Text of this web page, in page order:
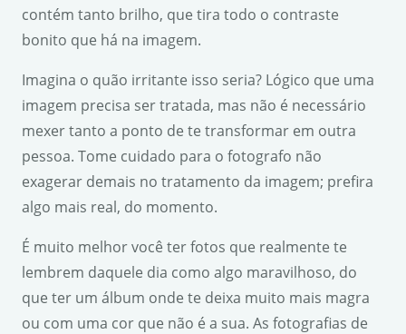
contém tanto brilho, que tira todo o contraste
bonito que há na imagem.
Imagina o quão irritante isso seria? Lógico que uma
imagem precisa ser tratada, mas não é necessário
mexer tanto a ponto de te transformar em outra
pessoa. Tome cuidado para o fotografo não
exagerar demais no tratamento da imagem; prefira
algo mais real, do momento.
É muito melhor você ter fotos que realmente te
lembrem daquele dia como algo maravilhoso, do
que ter um álbum onde te deixa muito mais magra
ou com uma cor que não é a sua. As fotografias de